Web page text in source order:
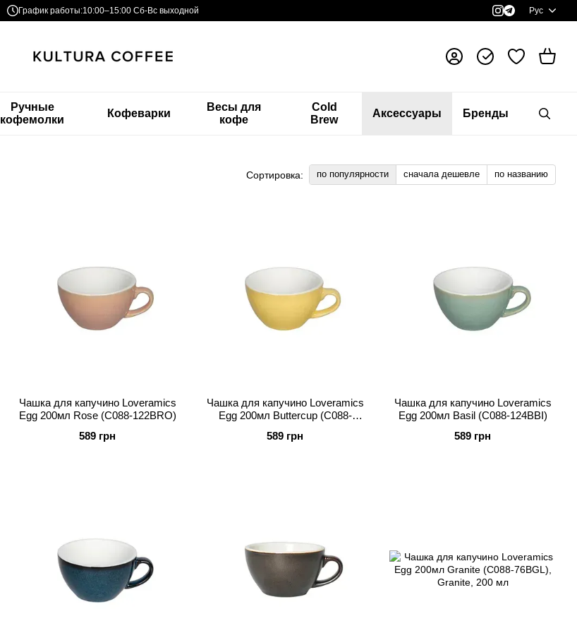
График работы:10:00–15:00 Сб-Вс выходной Рус
Ручные
кофемолки
Кофеварки
Весы для
кофе
Cold
Brew
Аксессуары Бренды
Сортировка: по популярности сначала дешевле по названию
Чашка для капучино Loveramics
Egg 200мл Rose (C088-122BRO)
589 грн
Чашка для капучино Loveramics
Egg 200мл Buttercup (C088-
589 грн
Чашка для капучино Loveramics
Egg 200мл Basil (C088-124BBI)
589 грн